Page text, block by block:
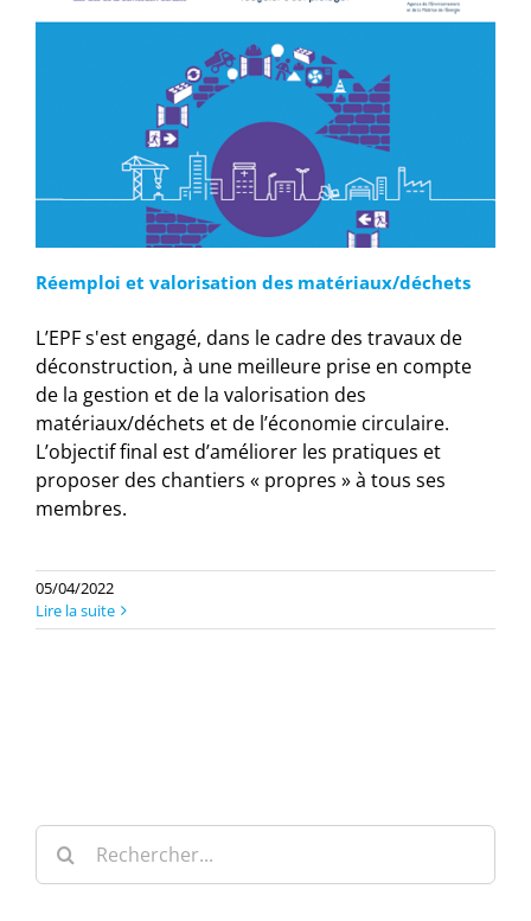
Réemploi et valorisation des matériaux/déchets
L’EPF s'est engagé, dans le cadre des travaux de
déconstruction, à une meilleure prise en compte
de la gestion et de la valorisation des
matériaux/déchets et de l’économie circulaire.
L’objectif final est d’améliorer les pratiques et
proposer des chantiers « propres » à tous ses
membres.
05/04/2022
Lire la suite
Rechercher: